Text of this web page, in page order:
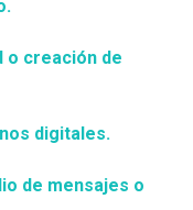
o creación de
digitales.
de mensajes o